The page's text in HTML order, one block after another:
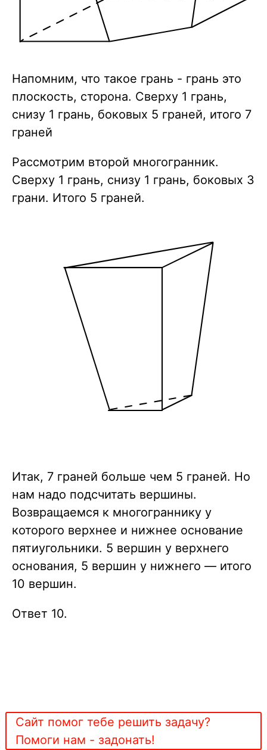
Напомним, что такое грань - грань это
плоскость, сторона. Сверху 1 грань,
снизу 1 грань, боковых 5 граней, итого 7
граней
Рассмотрим второй многогранник.
Сверху 1 грань, снизу 1 грань, боковых 3
грани. Итого 5 граней.
Итак, 7 граней больше чем 5 граней. Но
нам надо подсчитать вершины.
Возвращаемся к многограннику у
которого верхнее и нижнее основание
пятиугольники. 5 вершин у верхнего
основания, 5 вершин у нижнего — итого
10 вершин.
Ответ 10.
Сайт помог тебе решить задачу?
Помоги нам - задонать!